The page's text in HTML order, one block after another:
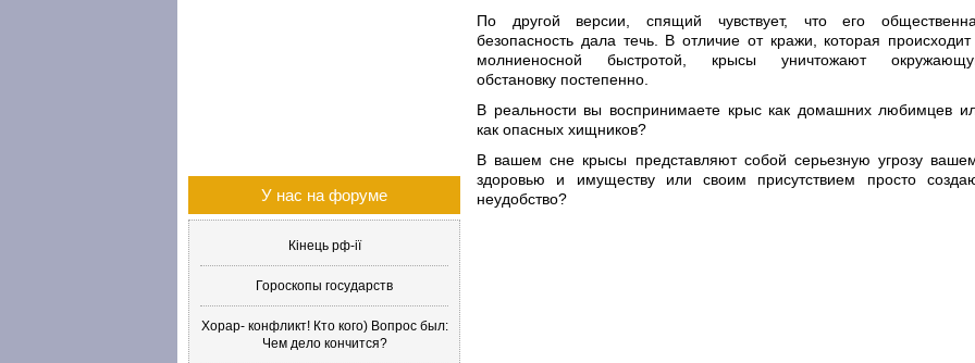
По другой версии, спящий чувствует, что его
безопасность дала течь. В отличие от кражи, которая
молниеносной быстротой, крысы уничтожают
обстановку постепенно.
В реальности вы воспринимаете крыс как домашних любимцев
как опасных хищников?
В вашем сне крысы представляют собой серьезную угрозу
здоровью и имуществу или своим присутствием просто
неудобство?
У нас на форуме
Кінець рф-ії
Гороскопы государств
Хорар- конфликт! Кто кого) Вопрос был:
Чем дело кончится?